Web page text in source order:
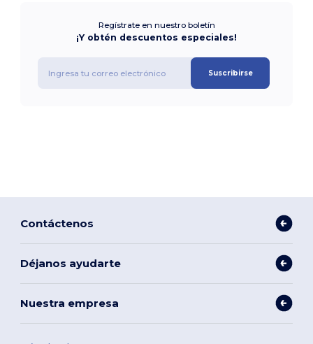
Regístrate en nuestro boletín
¡Y obtén descuentos especiales!
Suscribirse
Contáctenos
Déjanos ayudarte
Nuestra empresa